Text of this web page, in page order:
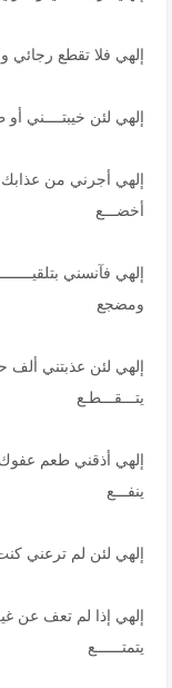
إلهي فلا تقطع
إلهي لئن خيبتــــني
إلهي أجرني من عذابك
أخضـــع
إلهي فآنسني
ومضجع
إلهي لئن عذبتني ألف
يتـــقـــطـع
إلهي أذقني طعم عفوك
ينفـــع
إلهي لئن لم ترعني
إلهي إذا لم تعف عن
يتمتــــــع